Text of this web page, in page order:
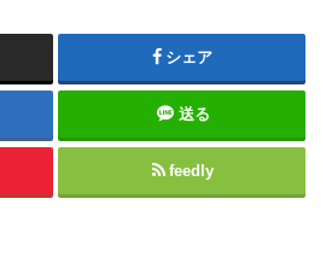
シェア
送る
feedly